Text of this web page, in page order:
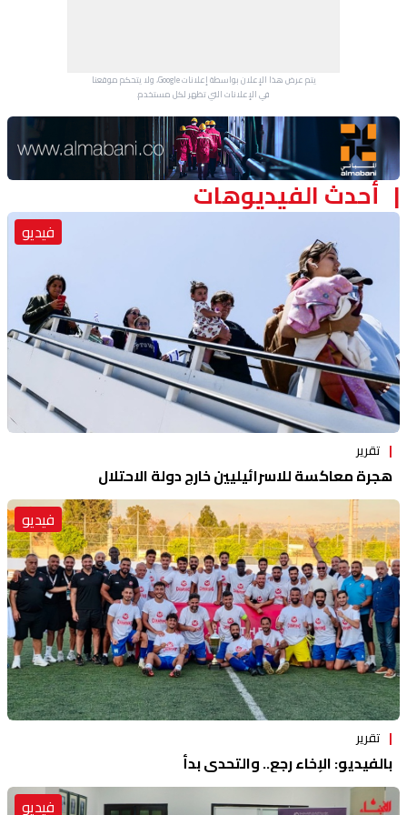
يتم عرض هذا الإعلان بواسطة إعلانات Google، ولا يتحكم موقعنا
في الإعلانات التي تظهر لكل مستخدم.
Advertisement Section
أحدث الفيديوهات
فيديو
تقرير
هجرة معاكسة للاسرائيليين خارج دولة الاحتلال
فيديو
تقرير
بالفيديو: الإخاء رجع.. والتحدي بدأ
فيديو